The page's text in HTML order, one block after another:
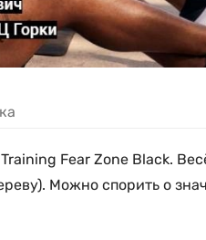
Fear Zone Black.
Можно спорить о